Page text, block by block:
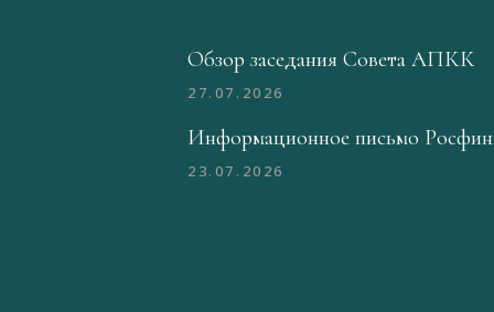
Обзор заседания Совета АПКК
27.07.2026
Информационное письмо
23.07.2026